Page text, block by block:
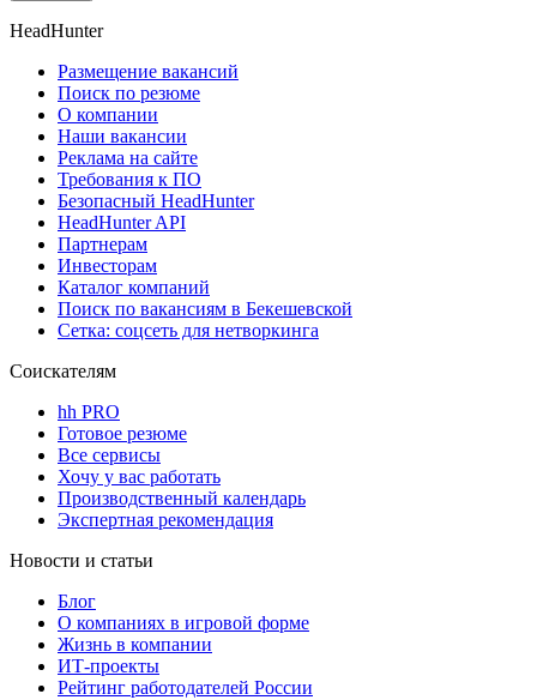
HeadHunter
Размещение вакансий
Поиск по резюме
О компании
Наши вакансии
Реклама на сайте
Требования к ПО
Безопасный HeadHunter
HeadHunter API
Партнерам
Инвесторам
Каталог компаний
Поиск по вакансиям в Бекешевской
Сетка: соцсеть для нетворкинга
Соискателям
hh PRO
Готовое резюме
Все сервисы
Хочу у вас работать
Производственный календарь
Экспертная рекомендация
Новости и статьи
Блог
О компаниях в игровой форме
Жизнь в компании
ИТ-проекты
Рейтинг работодателей России